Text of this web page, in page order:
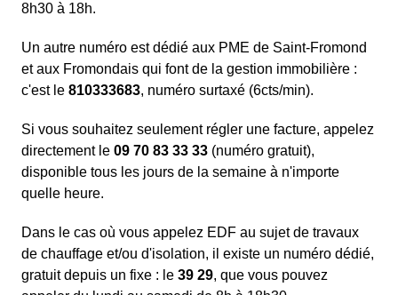
8h30 à 18h.
Un autre numéro est dédié aux PME de Saint-Fromond
et aux Fromondais qui font de la gestion immobilière :
c'est le 810333683, numéro surtaxé (6cts/min).
Si vous souhaitez seulement régler une facture, appelez
directement le 09 70 83 33 33 (numéro gratuit),
disponible tous les jours de la semaine à n'importe
quelle heure.
Dans le cas où vous appelez EDF au sujet de travaux
de chauffage et/ou d'isolation, il existe un numéro dédié,
gratuit depuis un fixe : le 39 29, que vous pouvez